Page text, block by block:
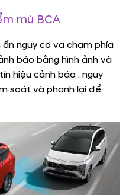
mù BCA
nguy cơ va chạm phía
báo bằng hình ảnh và
hiệu cảnh báo , nguy
soát và phanh lại để